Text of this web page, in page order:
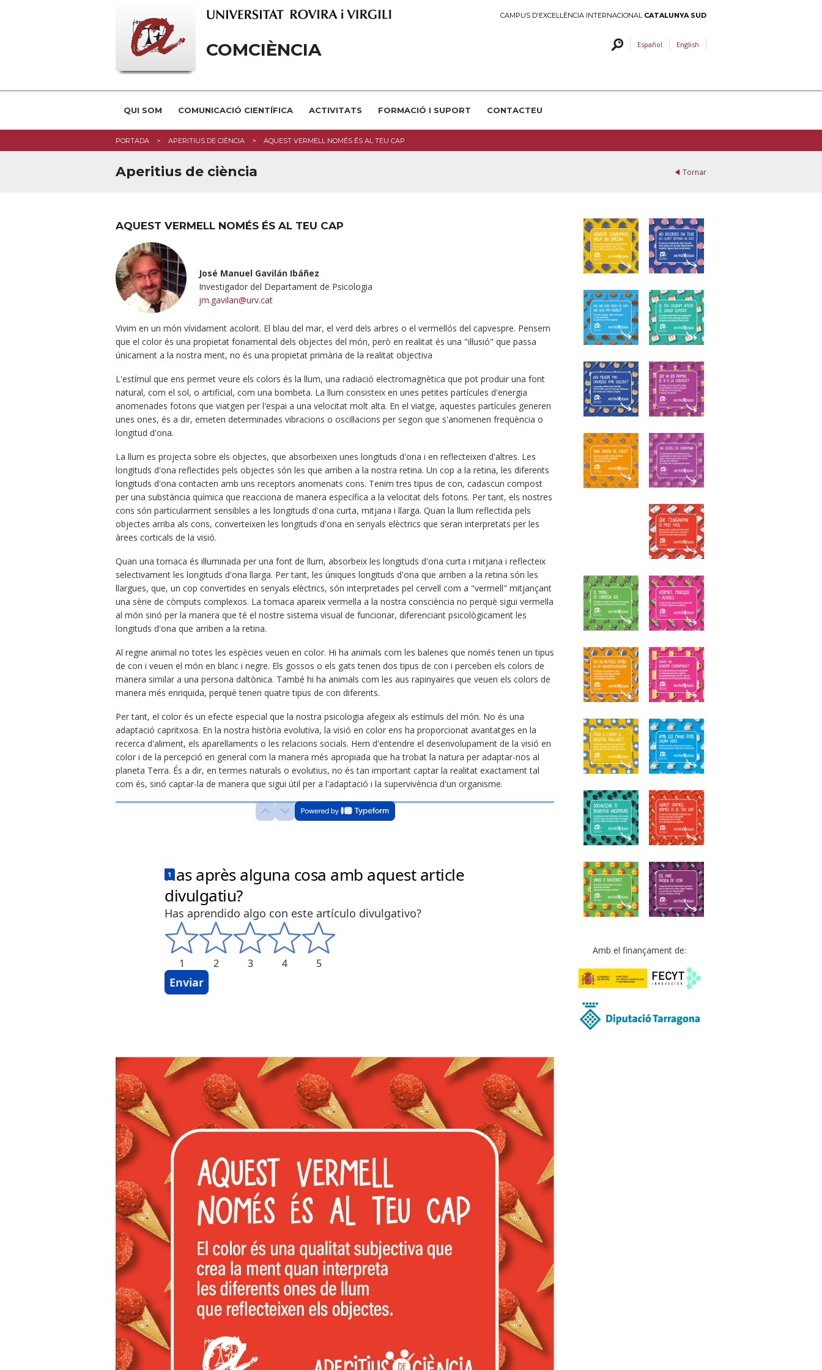
CAMPUS D'EXCEL·LÈNCIA INTERNACIONAL CATALUNYA SUD
COMCIÈNCIA Español English
QUI SOM COMUNICACIÓ CIENTÍFICA ACTIVITATS FORMACIÓ I SUPORT CONTACTEU
PORTADA APERITIUS DE CIÈNCIA AQUEST VERMELL NOMÉS ÉS AL TEU CAP
Tornar
Aperitius de ciència
AQUEST VERMELL NOMÉS ÉS AL TEU CAP
José Manuel Gavilán Ibáñez
Investigador del Departament de Psicologia
jm.gavilan@urv.cat
Vivim en un món vívidament acolorit. El blau del mar, el verd dels arbres o el vermellós del capvespre. Pensem
que el color és una propietat fonamental dels objectes del món, però en realitat és una "il·lusió" que passa
únicament a la nostra ment, no és una propietat primària de la realitat objectiva
L'estímul que ens permet veure els colors és la llum, una radiació electromagnètica que pot produir una font
natural, com el sol, o artificial, com una bombeta. La llum consisteix en unes petites partícules d'energia
anomenades fotons que viatgen per l'espai a una velocitat molt alta. En el viatge, aquestes partícules generen
unes ones, és a dir, emeten determinades vibracions o oscil·lacions per segon que s'anomenen freqüència o
longitud d'ona.
La llum es projecta sobre els objectes, que absorbeixen unes longituds d'ona i en reflecteixen d'altres. Les
longituds d'ona reflectides pels objectes són les que arriben a la nostra retina. Un cop a la retina, les diferents
longituds d'ona contacten amb uns receptors anomenats cons. Tenim tres tipus de con, cadascun compost
per una substància química que reacciona de manera específica a la velocitat dels fotons. Per tant, els nostres
cons són particularment sensibles a les longituds d'ona curta, mitjana i llarga. Quan la llum reflectida pels
objectes arriba als cons, converteixen les longituds d'ona en senyals elèctrics que seran interpretats per les
àrees corticals de la visió.
Quan una tomaca és il·luminada per una font de llum, absorbeix les longituds d'ona curta i mitjana i reflecteix
selectivament les longituds d'ona llarga. Per tant, les úniques longituds d'ona que arriben a la retina són les
llargues, que, un cop convertides en senyals elèctrics, són interpretades pel cervell com a "vermell" mitjançant
una sèrie de còmputs complexos. La tomaca apareix vermella a la nostra consciència no perquè sigui vermella
al món sinó per la manera que té el nostre sistema visual de funcionar, diferenciant psicològicament les
longituds d'ona que arriben a la retina.
Al regne animal no totes les espècies veuen en color. Hi ha animals com les balenes que només tenen un tipus
de con i veuen el món en blanc i negre. Els gossos o els gats tenen dos tipus de con i perceben els colors de
manera similar a una persona daltònica. També hi ha animals com les aus rapinyaires que veuen els colors de
manera més enriquida, perquè tenen quatre tipus de con diferents.
Per tant, el color és un efecte especial que la nostra psicologia afegeix als estímuls del món. No és una
adaptació capritxosa. En la nostra història evolutiva, la visió en color ens ha proporcionat avantatges en la
recerca d'aliment, els aparellaments o les relacions socials. Hem d'entendre el desenvolupament de la visió en
color i de la percepció en general com la manera més apropiada que ha trobat la natura per adaptar-nos al
planeta Terra. És a dir, en termes naturals o evolutius, no és tan important captar la realitat exactament tal
com és, sinó captar-la de manera que sigui útil per a l'adaptació i la supervivència d'un organisme.
Amb el finançament de: